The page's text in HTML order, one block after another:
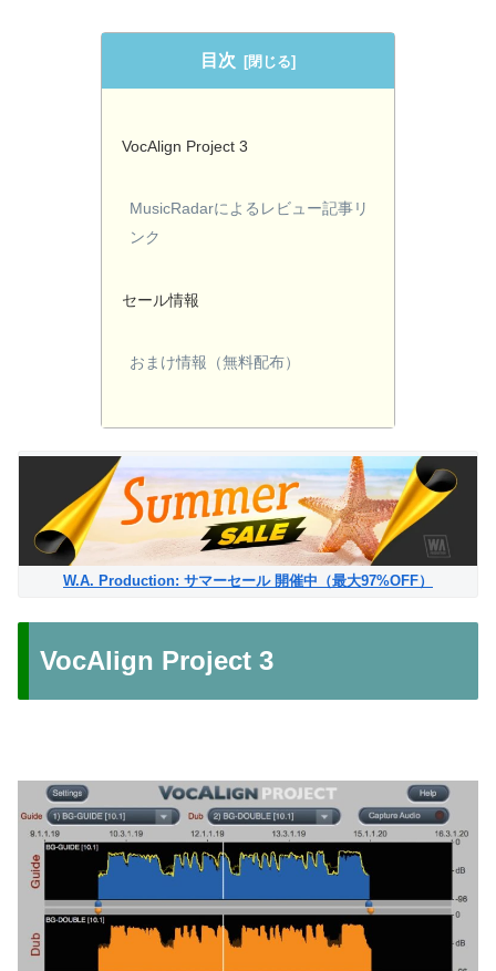
目次
VocAlign Project 3
MusicRadarによるレビュー記事リ
ンク
セール情報
おまけ情報（無料配布）
W.A. Production: サマーセール 開催中（最大97%OFF）
VocAlign Project 3